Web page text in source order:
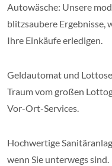
Autowäsche: Unsere
blitzsaubere Ergebnisse,
Ihre Einkäufe erledigen.
Geldautomat und
Traum vom großen
Vor-Ort-Services.
Hochwertige
wenn Sie unterwegs sind.